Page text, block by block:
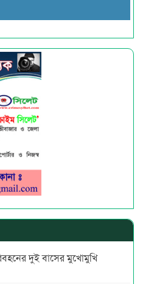
দুই বাসের মুখোমুখি